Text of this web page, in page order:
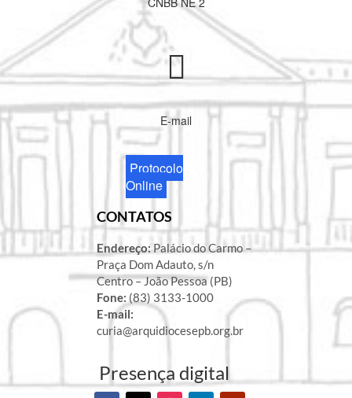
E-mail
Protocolo
Online
CONTATOS
Endereço: Palácio do Carmo –
Praça Dom Adauto, s/n
Centro – João Pessoa (PB)
Fone: (83) 3133-1000
E-mail:
curia@arquidiocesepb.org.br
Presença digital